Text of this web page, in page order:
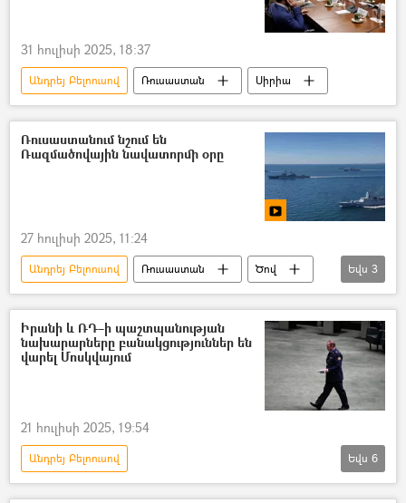
Հակաօդային պաշտպանություն (ՀՕՊ)
Տեսանյութեր
տեսանյութ
31 հուլիսի 2025, 18:37
Անդրեյ Բելոուսով Ռուսաստան Սիրիա
Ռուսաստանում նշում են
Ռազմածովային նավատորմի օրը
27 հուլիսի 2025, 11:24
Անդրեյ Բելոուսով Ռուսաստան
Ծով
տոն
նավատորմ
Վլադիմիր Պուտին
Եվս 3
Իրանի և ՌԴ–ի պաշտպանության
նախարարները բանակցություններ են
վարել Մոսկվայում
21 հուլիսի 2025, 19:54
Անդրեյ Բելոուսով
Իրանի Իսլամական Հանրապետություն
Եվս 6